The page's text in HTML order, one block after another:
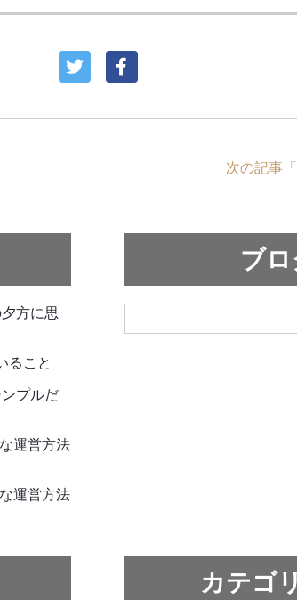
次の記事
方に思
ること
プルだ
運営方法
運営方法
ブ
カテゴ